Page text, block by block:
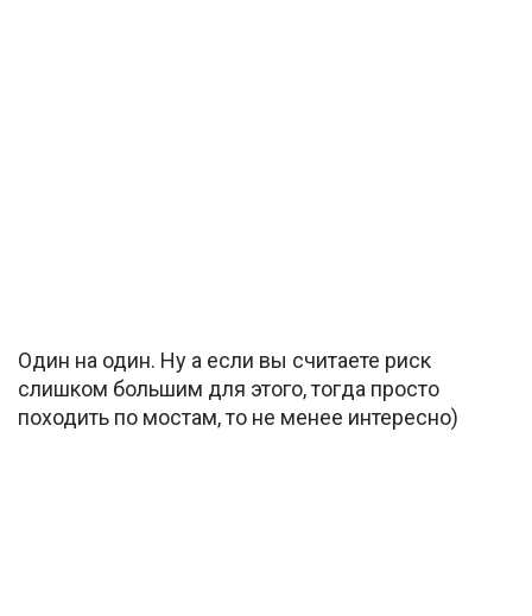
Один на один. Ну а если вы считаете риск
слишком большим для этого, тогда просто
походить по мостам, то не менее интересно)